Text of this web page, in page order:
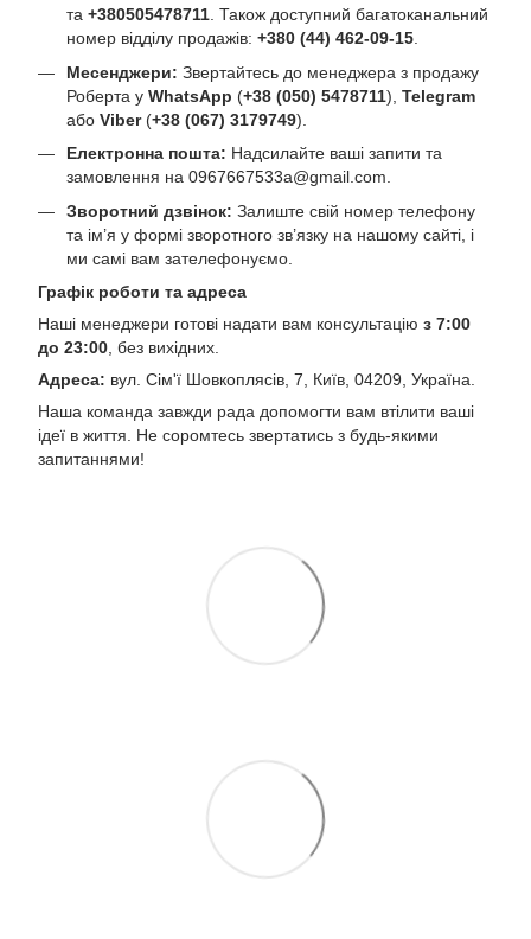
та +380505478711. Також доступний багатоканальний
номер відділу продажів: +380 (44) 462-09-15.
Месенджери: Звертайтесь до менеджера з продажу
Роберта у WhatsApp (+38 (050) 5478711), Telegram
або Viber(+38 (067) 3179749).
Електронна пошта: Надсилайте ваші запити та
замовлення на 0967667533a@gmail.com.
Зворотний дзвінок: Залиште свій номер телефону
та ім’я у формі зворотного зв’язку на нашому сайті, і
ми самі вам зателефонуємо.
Графік роботи та адреса
Наші менеджери готові надати вам консультацію з 7:00
до 23:00 , без вихідних.
Адреса: вул. Сім'ї Шовкоплясів, 7, Київ, 04209, Україна.
Наша команда завжди рада допомогти вам втілити ваші
ідеї в життя. Не соромтесь звертатись з будь-якими
запитаннями!